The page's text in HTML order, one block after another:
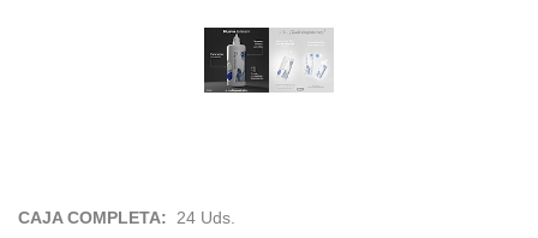
CAJA COMPLETA: 24 Uds.